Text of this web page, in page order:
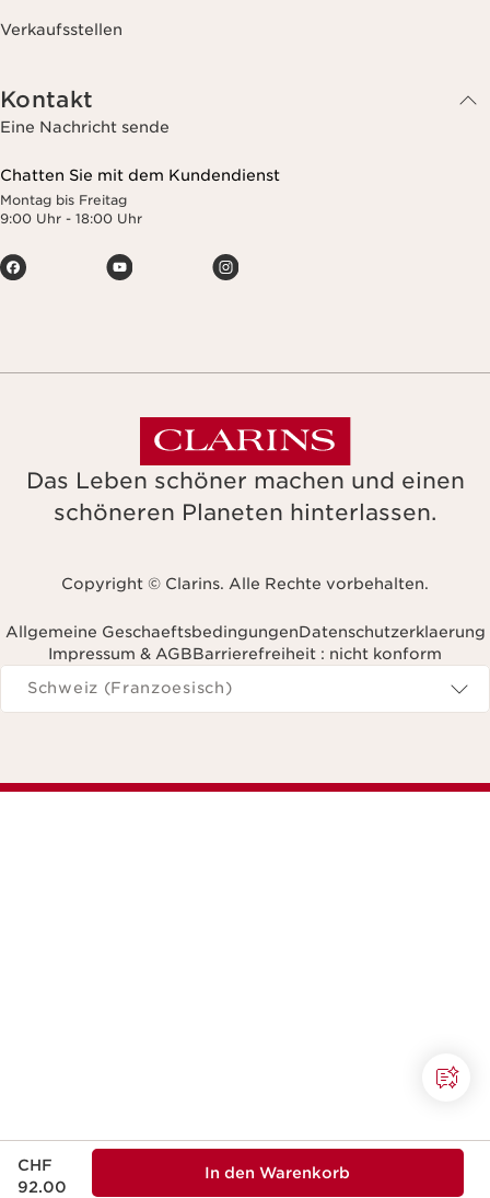
CHF
92.00
In den Warenkorb
Verkaufsstellen
Kontakt
Eine Nachricht sende
Chatten Sie mit dem Kundendienst
Montag bis Freitag
9:00 Uhr - 18:00 Uhr
Das Leben schöner machen und einen
schöneren Planeten hinterlassen.
Copyright © Clarins. Alle Rechte vorbehalten.
Allgemeine GeschaeftsbedingungenDatenschutzerklaerung
Impressum & AGBBarrierefreiheit : nicht konform
Navigieren Sie zu
Schweiz (Franzoesisch)